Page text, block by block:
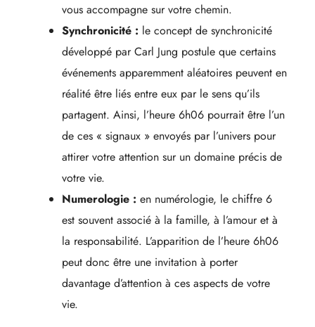
vous accompagne sur votre chemin.
Synchronicité : le concept de synchronicité
développé par Carl Jung postule que certains
événements apparemment aléatoires peuvent en
réalité être liés entre eux par le sens qu’ils
partagent. Ainsi, l’heure 6h06 pourrait être l’un
de ces « signaux » envoyés par l’univers pour
attirer votre attention sur un domaine précis de
votre vie.
Numerologie : en numérologie, le chiffre 6
est souvent associé à la famille, à l’amour et à
la responsabilité. L’apparition de l’heure 6h06
peut donc être une invitation à porter
davantage d’attention à ces aspects de votre
vie.